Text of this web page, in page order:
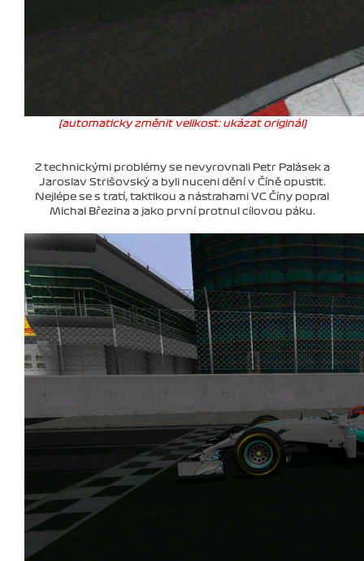
(automaticky změnit velikost: ukázat originál)
Z technickými problémy se nevyrovnali Petr Palásek a
Jaroslav Strišovský a byli nuceni dění v Číně opustit.
Nejlépe se s tratí, taktikou a nástrahami VC Číny popral
Michal Březina a jako první protnul cílovou páku.